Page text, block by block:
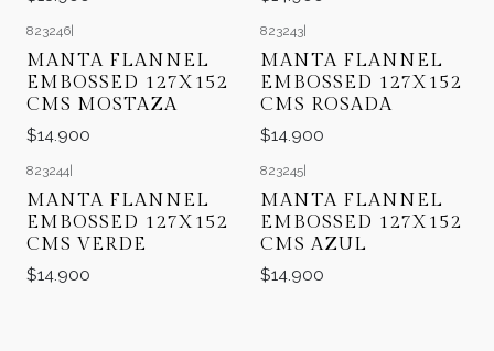
823246|
MANTA FLANNEL
EMBOSSED 127X152
CMS MOSTAZA
$14.900
823243|
MANTA FLANNEL
EMBOSSED 127X152
CMS ROSADA
$14.900
823244
MANTA FLANNEL
EMBOSSED 127X152
CMS VERDE
$14.900
823245
MANTA FLANNEL
EMBOSSED 127X152
CMS AZUL
$14.900